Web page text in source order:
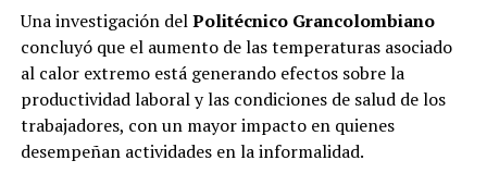
Una investigación delPolitécnico Grancolombiano
concluyó que el aumento de las temperaturas asociado
al calor extremo está generando efectos sobre la
productividad laboral y las condiciones de salud de los
trabajadores, con un mayor impacto en quienes
desempeñan actividades en la informalidad.